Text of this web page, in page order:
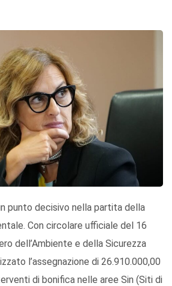
punto decisivo nella partita della
Con circolare ufficiale del 16
dell’Ambiente e della Sicurezza
l’assegnazione di 26.910.000,00
di bonifica nelle aree Sin (Siti di